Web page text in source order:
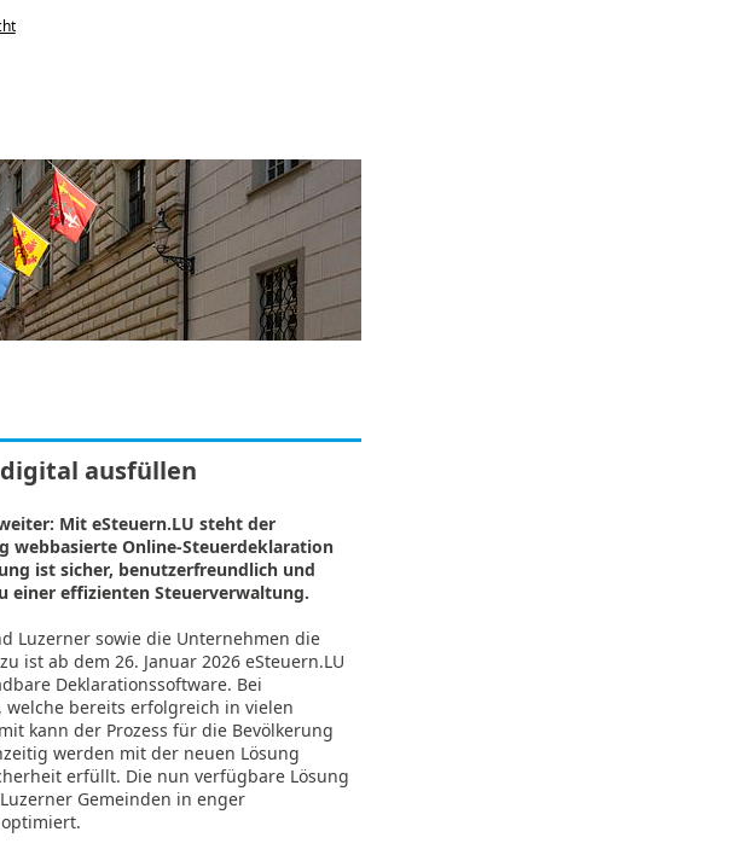
ausfüllen
Mit eSteuern.LU steht der
webbasierte Online-Steuerdeklaration
ist sicher, benutzerfreundlich und
einer effizienten Steuerverwaltung.
Luzerner sowie die Unternehmen die
ist ab dem 26. Januar 2026 eSteuern.LU
Deklarationssoftware. Bei
welche bereits erfolgreich in vielen
kann der Prozess für die Bevölkerung
werden mit der neuen Lösung
erfüllt. Die nun verfügbare Lösung
Gemeinden in enger